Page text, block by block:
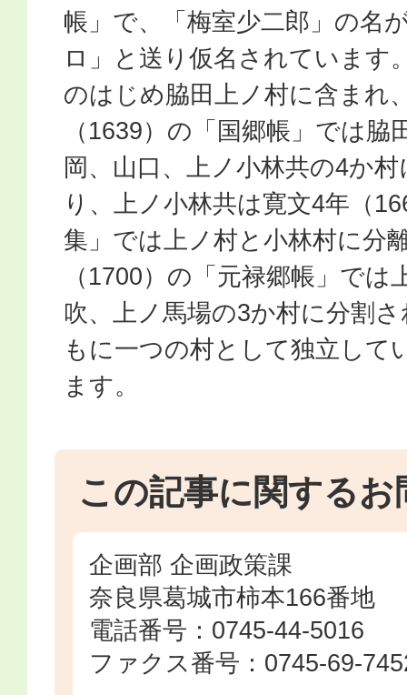
帳」で、「梅室少二郎」の名
ロ」と送り仮名されています
のはじめ脇田上ノ村に含まれ
（1639）の「国郷帳」では脇
岡、山口、上ノ小林共の4か
り、上ノ小林共は寛文4年（
集」では上ノ村と小林村に分
（1700）の「元禄郷帳」では
吹、上ノ馬場の3か村に分割
もに一つの村として独立して
ます。
この記事に関するお
企画部 企画政策課
奈良県葛城市柿本166番地
電話番号：0745-44-5016
ファクス番号：0745-69-